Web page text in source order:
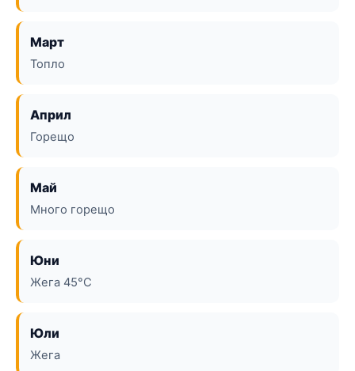
Март
Топло
Април
Горещо
Май
Много горещо
Юни
Жега 45°C
Юли
Жега